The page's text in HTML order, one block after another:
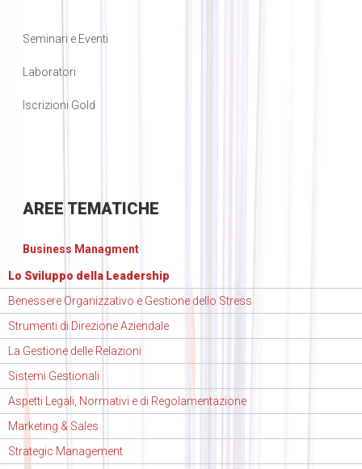
Seminari e Eventi
Laboratori
Iscrizioni Gold
AREE TEMATICHE
Business Managment
Lo Sviluppo della Leadership
Benessere Organizzativo e Gestione dello Stress
Strumenti di Direzione Aziendale
La Gestione delle Relazioni
Sistemi Gestionali
Aspetti Legali, Normativi e di Regolamentazione
Marketing & Sales
Strategic Management